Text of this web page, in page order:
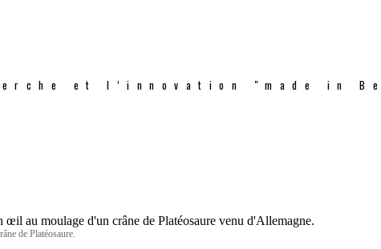
et l’innovation "made in
de Platéosaure.